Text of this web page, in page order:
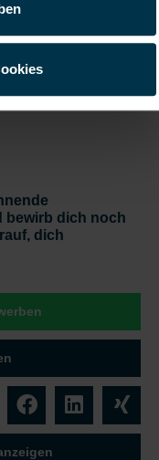
Vollzeitarbeitsplatz
Arbeitsplatz
bewirb dich noch
dich